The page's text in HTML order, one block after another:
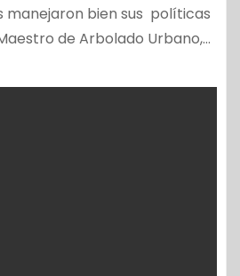
manejaron bien sus políticas
de Arbolado Urbano,…